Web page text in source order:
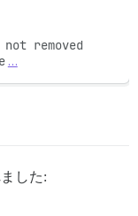
removed
…
した: